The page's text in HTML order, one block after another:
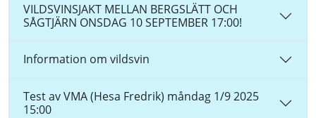
VILDSVINSJAKT MELLAN BERGSLÄTT OCH
SÅGTJÄRN ONSDAG 10 SEPTEMBER 17:00!
Information om vildsvin
Test av VMA (Hesa Fredrik) måndag 1/9 2025
15:00